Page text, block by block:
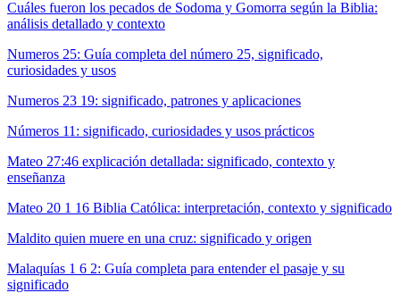
Cuáles fueron los pecados de Sodoma y Gomorra según la Biblia:
análisis detallado y contexto
Numeros 25: Guía completa del número 25, significado,
curiosidades y usos
Numeros 23 19: significado, patrones y aplicaciones
Números 11: significado, curiosidades y usos prácticos
Mateo 27:46 explicación detallada: significado, contexto y
enseñanza
Mateo 20 1 16 Biblia Católica: interpretación, contexto y significado
Maldito quien muere en una cruz: significado y origen
Malaquías 1 6 2: Guía completa para entender el pasaje y su
significado